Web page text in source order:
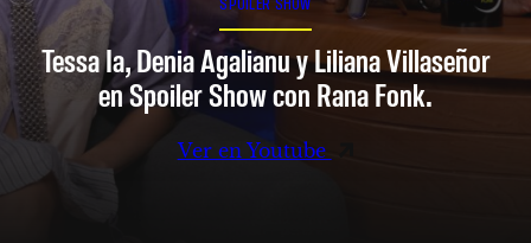
Tessa Ia, Denia Agalianu y Liliana Villaseñor
en Spoiler Show con Rana Fonk.
Ver en Youtube